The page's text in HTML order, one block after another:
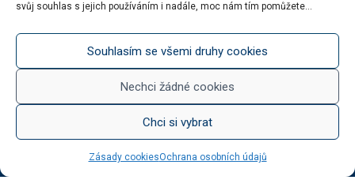
svůj souhlas s jejich používáním i nadále, moc nám tím pomůžete...
Souhlasím se všemi druhy cookies
Nechci žádné cookies
Chci si vybrat
Zásady cookiesOchrana osobních údajů
Lahvové víno
Šumivá vína
Něco na zub
Dárkové balení